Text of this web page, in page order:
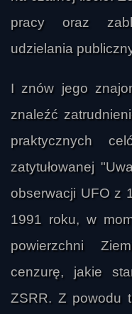
pracy oraz
udzielania
I znów jego
znaleźć
praktycznych
zatytułowanej
obserwacji UFO z
1991 roku, w
powierzchni
cenzurę, jakie
ZSRR. Z powodu